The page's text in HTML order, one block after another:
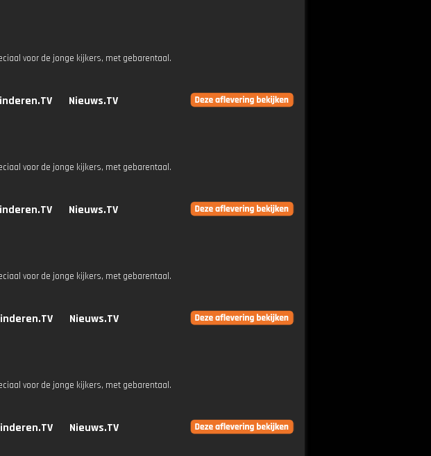
voor de jonge kijkers, met gebarentaal.
Nieuws.TV
voor de jonge kijkers, met gebarentaal.
Nieuws.TV
voor de jonge kijkers, met gebarentaal.
Nieuws.TV
voor de jonge kijkers, met gebarentaal.
Nieuws.TV